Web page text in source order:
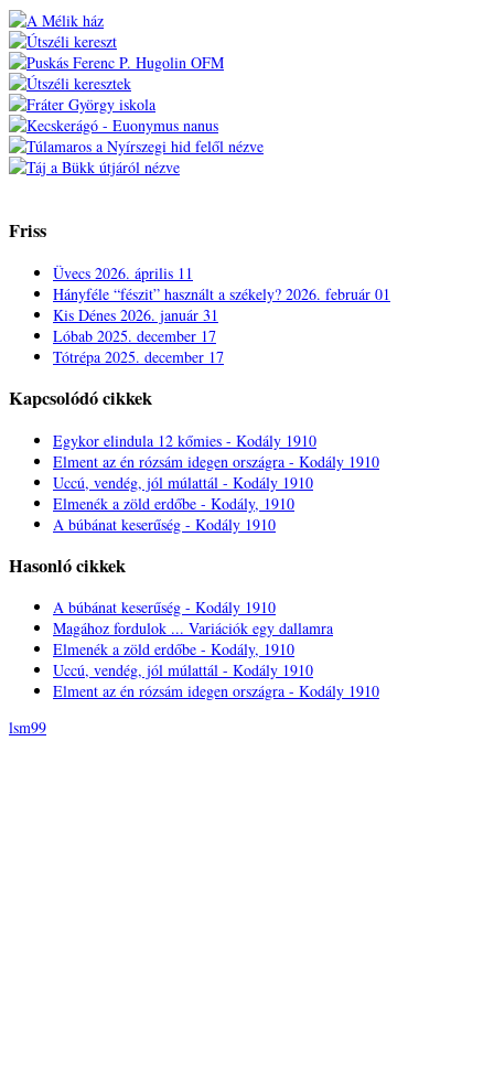
Friss
Üvecs 2026. április 11
Hányféle “fészit” használt a székely? 2026. február 01
Kis Dénes 2026. január 31
Lóbab 2025. december 17
Tótrépa 2025. december 17
Kapcsolódó cikkek
Egykor elindula 12 kőmies - Kodály 1910
Elment az én rózsám idegen országra - Kodály 1910
Uccú, vendég, jól múlattál - Kodály 1910
Elmenék a zöld erdőbe - Kodály, 1910
A búbánat keserűség - Kodály 1910
Hasonló cikkek
A búbánat keserűség - Kodály 1910
Magához fordulok ... Variációk egy dallamra
Elmenék a zöld erdőbe - Kodály, 1910
Uccú, vendég, jól múlattál - Kodály 1910
Elment az én rózsám idegen országra - Kodály 1910
lsm99